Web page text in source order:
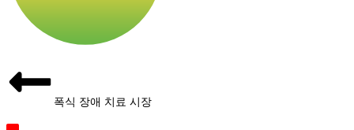
폭식 장애 치료 시장